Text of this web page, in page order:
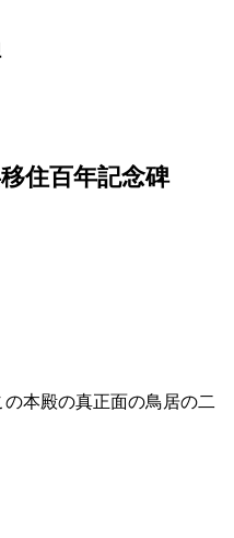
住百年記念碑
本殿の真正面の鳥居の二